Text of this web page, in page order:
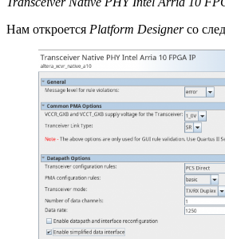
Нам откроется Platform Designerсо